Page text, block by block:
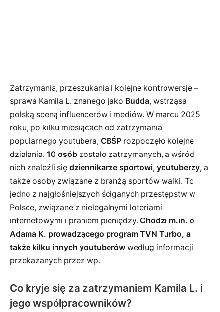
Zatrzymania, przeszukania i kolejne kontrowersje –
sprawa Kamila L. znanego jako Budda, wstrząsa
polską sceną influencerów i mediów. W marcu 2025
roku, po kilku miesiącach od zatrzymania
popularnego youtubera, CBŚP rozpoczęło kolejne
działania. 10 osób zostało zatrzymanych, a wśród
nich znaleźli się dziennikarze sportowi, youtuberzy, a
także osoby związane z branżą sportów walki. To
jedno z najgłośniejszych ściganych przestępstw w
Polsce, związane z nielegalnymi loteriami
internetowymi i praniem pieniędzy. Chodzi m.in. o
Adama K. prowadzącego program TVN Turbo, a
także kilku innych youtuberów według informacji
przekazanych przez wp.
Co kryje się za zatrzymaniem Kamila L. i
jego współpracowników?